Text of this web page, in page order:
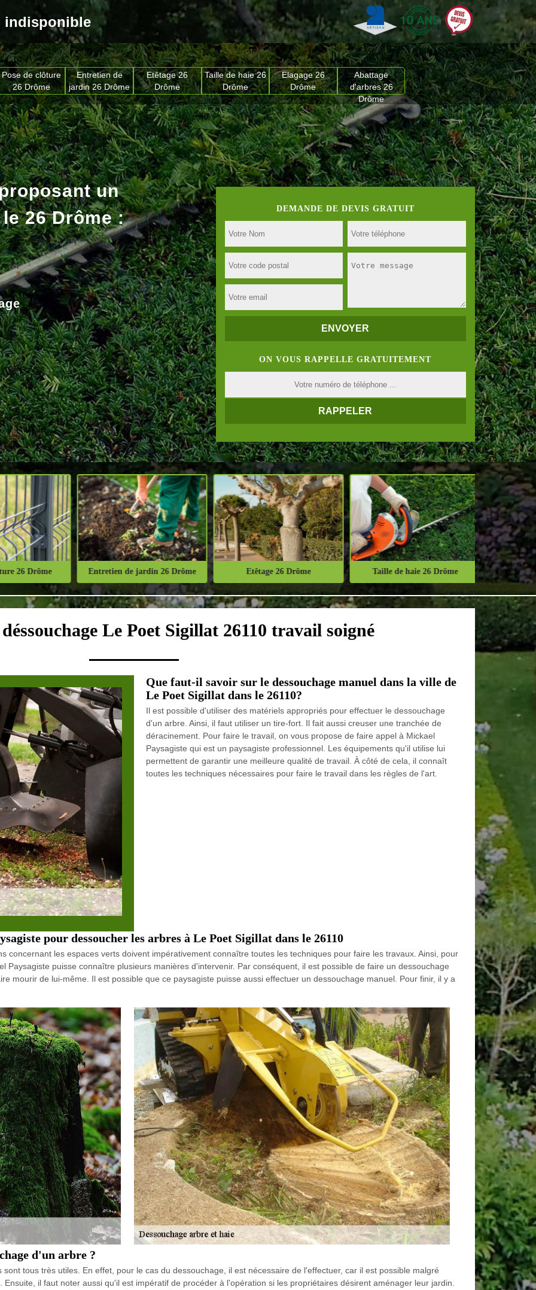
indisponible
Pose de clôture
26 Drôme
Entretien de
jardin 26 Drôme
Etêtage 26
Drôme
Taille de haie 26
Drôme
Elagage 26
Drôme
Abattage
d'arbres 26
Drôme
DEMANDE DE DEVIS GRATUIT
ON VOUS RAPPELLE GRATUITEMENT
un
26 Drôme :
26 Drôme Entretien de jardin 26 Drôme Etêtage 26 Drôme Taille de haie 26 Drôme Abattage
Le Poet Sigillat 26110 travail soigné
Que faut-il savoir sur le dessouchage manuel dans la ville de
Le Poet Sigillat dans le 26110?
Il est possible d'utiliser des matériels appropriés pour effectuer le dessouchage
d'un arbre. Ainsi, il faut utiliser un tire-fort. Il fait aussi creuser une tranchée de
déracinement. Pour faire le travail, on vous propose de faire appel à Mickael
Paysagiste qui est un paysagiste professionnel. Les équipements qu'il utilise lui
permettent de garantir une meilleure qualité de travail. À côté de cela, il connaît
toutes les techniques nécessaires pour faire le travail dans les règles de l'art.
pour dessoucher les arbres à Le Poet Sigillat dans le 26110
concernant les espaces verts doivent impérativement connaître toutes les techniques pour faire les travaux. Ainsi, pour
Paysagiste puisse connaître plusieurs manières d'intervenir. Par conséquent, il est possible de faire un dessouchage
mourir de lui-même. Il est possible que ce paysagiste puisse aussi effectuer un dessouchage manuel. Pour finir, il y a
d'un arbre ?
tous très utiles. En effet, pour le cas du dessouchage, il est nécessaire de l'effectuer, car il est possible malgré
il faut noter aussi qu'il est impératif de procéder à l'opération si les propriétaires désirent aménager leur jardin.